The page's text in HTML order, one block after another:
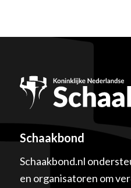
Schaakbond
Schaakbond.nl
en organisatoren om